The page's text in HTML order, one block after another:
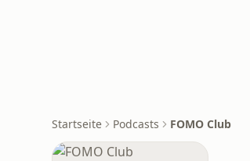
Startseite Podcasts FOMO Club